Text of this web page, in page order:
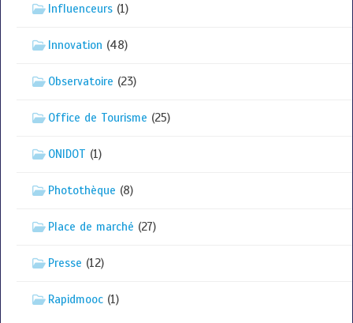
Influenceurs (1)
Innovation (48)
Observatoire (23)
Office de Tourisme (25)
ONIDOT (1)
Photothèque (8)
Place de marché (27)
Presse (12)
Rapidmooc (1)